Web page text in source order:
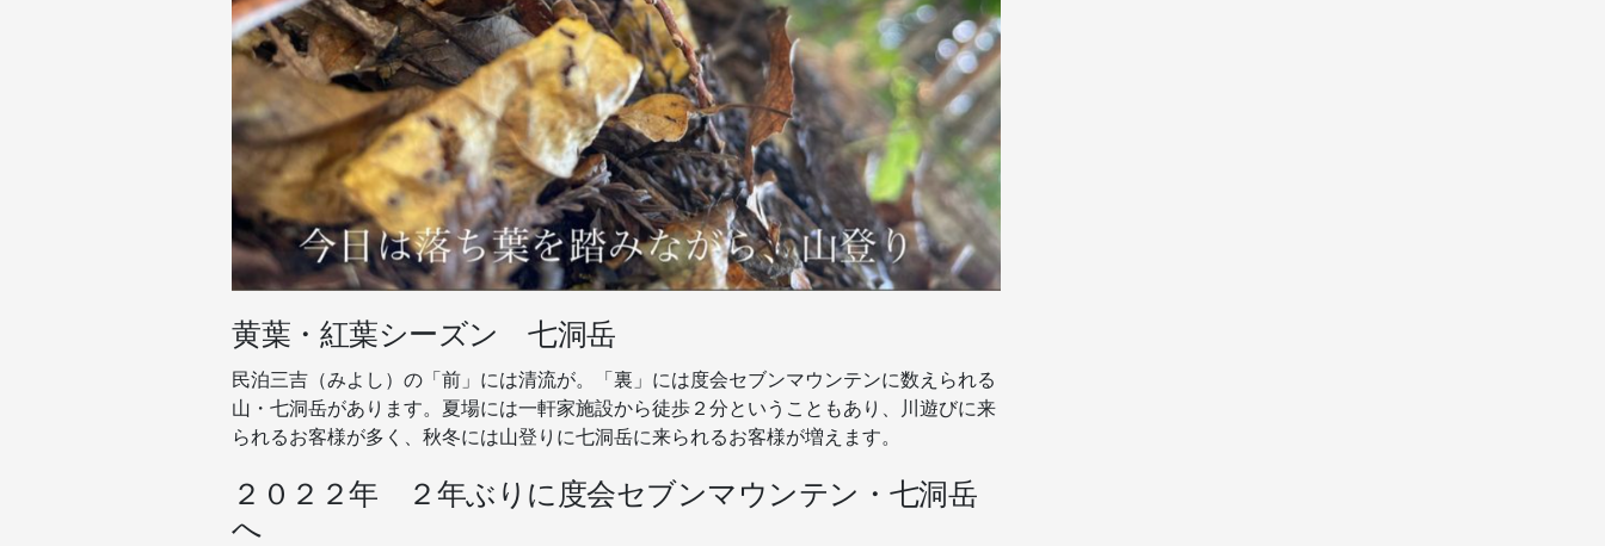
黄葉・紅葉シーズン 七洞岳
民泊三吉（みよし）の「前」には清流が。「裏」には度会セブンマウンテンに数えられる
山・七洞岳があります。夏場には一軒家施設から徒歩２分ということもあり、川遊びに来
られるお客様が多く、秋冬には山登りに七洞岳に来られるお客様が増えます。
２０２２年 ２年ぶりに度会セブンマウンテン・七洞岳
へ